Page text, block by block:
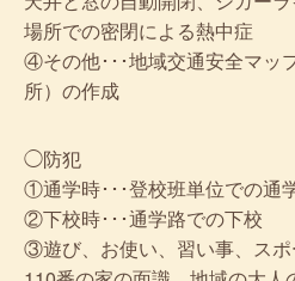
場所での密閉による熱中症
④その他･･･地域交通安全マッ
所）の作成
◯防犯
①通学時･･･登校班単位での通
②下校時･･･通学路での下校
③遊び、お使い、習い事、スポ